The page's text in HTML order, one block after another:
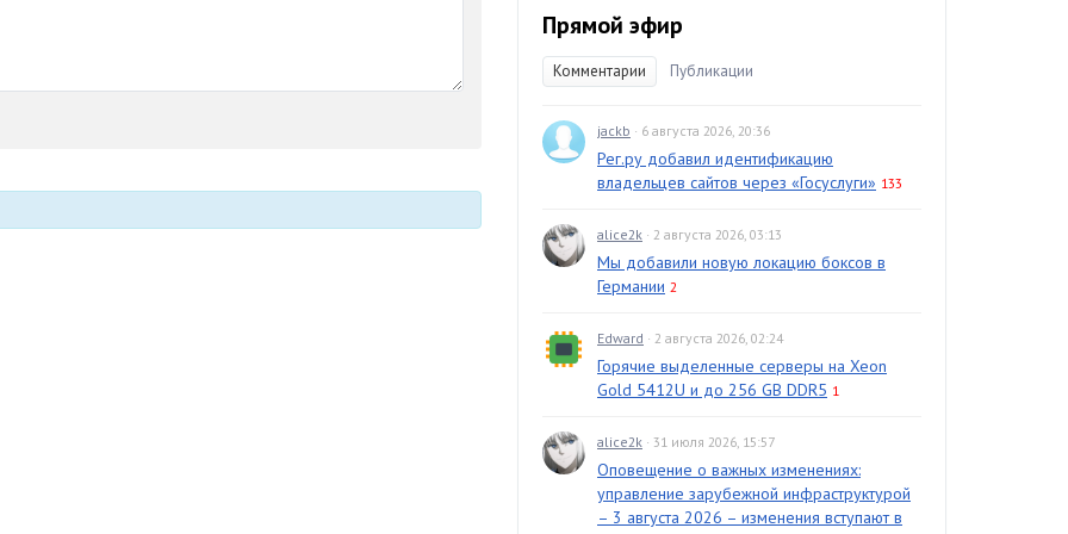
Прямой эфир
Комментарии Публикации
jackb · 6 августа 2026, 20:36
Рег.ру добавил идентификацию
владельцев сайтов через «Госуслуги» 133
alice2k · 2 августа 2026, 03:13
Мы добавили новую локацию боксов в
Германии 2
Edward · 2 августа 2026, 02:24
Горячие выделенные серверы на Xeon
Gold 5412U и до 256 GB DDR5 1
alice2k · 31 июля 2026, 15:57
Оповещение о важных изменениях:
управление зарубежной инфраструктурой
– 3 августа 2026 – изменения вступают в